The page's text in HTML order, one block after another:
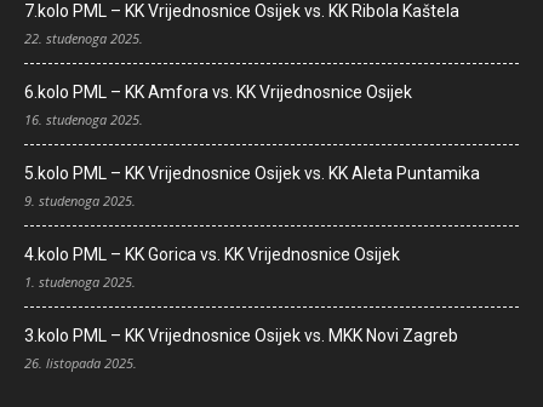
7.kolo PML – KK Vrijednosnice Osijek vs. KK Ribola Kaštela
22. studenoga 2025.
6.kolo PML – KK Amfora vs. KK Vrijednosnice Osijek
16. studenoga 2025.
5.kolo PML – KK Vrijednosnice Osijek vs. KK Aleta Puntamika
9. studenoga 2025.
4.kolo PML – KK Gorica vs. KK Vrijednosnice Osijek
1. studenoga 2025.
3.kolo PML – KK Vrijednosnice Osijek vs. MKK Novi Zagreb
26. listopada 2025.